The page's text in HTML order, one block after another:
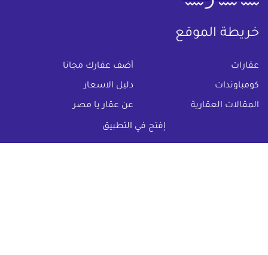
إفتح في التطبيق
خريطة الموقع
عقارات أضف عقارك مجانا
كومباوندات دليل الاسعار
المقالات العقارية عن عقار يا مصر
تواصل معنا
اتفاقية الخصوصية